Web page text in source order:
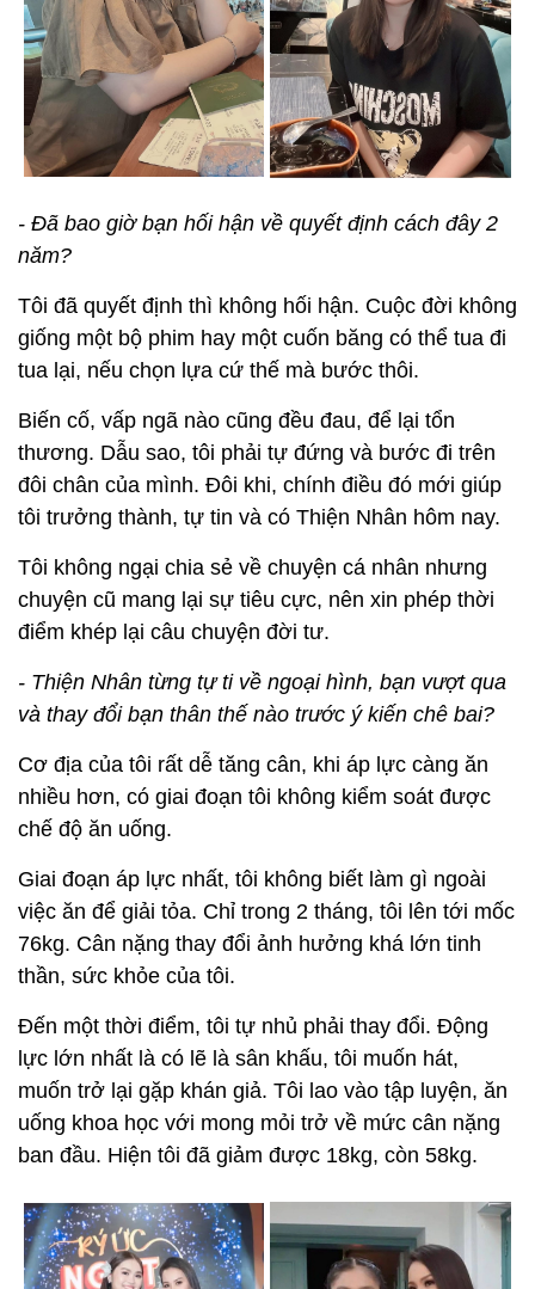
- Đã bao giờ bạn hối hận về quyết định cách đây 2
năm?
Tôi đã quyết định thì không hối hận. Cuộc đời không
giống một bộ phim hay một cuốn băng có thể tua đi
tua lại, nếu chọn lựa cứ thế mà bước thôi.
Biến cố, vấp ngã nào cũng đều đau, để lại tổn
thương. Dẫu sao, tôi phải tự đứng và bước đi trên
đôi chân của mình. Đôi khi, chính điều đó mới giúp
tôi trưởng thành, tự tin và có Thiện Nhân hôm nay.
Tôi không ngại chia sẻ về chuyện cá nhân nhưng
chuyện cũ mang lại sự tiêu cực, nên xin phép thời
điểm khép lại câu chuyện đời tư.
- Thiện Nhân từng tự ti về ngoại hình, bạn vượt qua
và thay đổi bạn thân thế nào trước ý kiến chê bai?
Cơ địa của tôi rất dễ tăng cân, khi áp lực càng ăn
nhiều hơn, có giai đoạn tôi không kiểm soát được
chế độ ăn uống.
Giai đoạn áp lực nhất, tôi không biết làm gì ngoài
việc ăn để giải tỏa. Chỉ trong 2 tháng, tôi lên tới mốc
76kg. Cân nặng thay đổi ảnh hưởng khá lớn tinh
thần, sức khỏe của tôi.
Đến một thời điểm, tôi tự nhủ phải thay đổi. Động
lực lớn nhất là có lẽ là sân khấu, tôi muốn hát,
muốn trở lại gặp khán giả. Tôi lao vào tập luyện, ăn
uống khoa học với mong mỏi trở về mức cân nặng
ban đầu. Hiện tôi đã giảm được 18kg, còn 58kg.